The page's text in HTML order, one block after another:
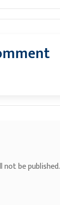
not be published.